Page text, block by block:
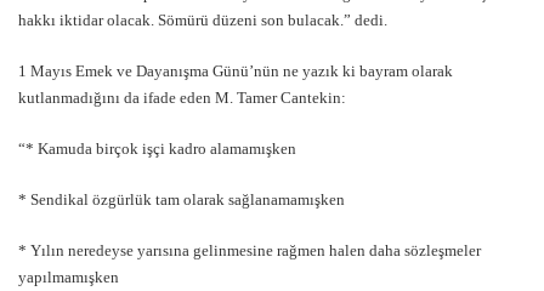
hakkı iktidar olacak. Sömürü düzeni son bulacak.” dedi.
1 Mayıs Emek ve Dayanışma Günü’nün ne yazık ki bayram olarak
kutlanmadığını da ifade eden M. Tamer Cantekin:
“* Kamuda birçok işçi kadro alamamışken
* Sendikal özgürlük tam olarak sağlanamamışken
* Yılın neredeyse yarısına gelinmesine rağmen halen daha sözleşmeler
yapılmamışken